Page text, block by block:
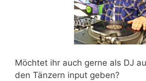
Möchtet ihr auch gerne als DJ
den Tänzern input geben?